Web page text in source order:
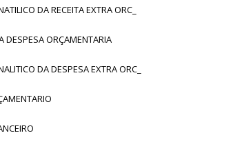
DA RECEITA EXTRA ORC_
DESPESA ORÇAMENTARIA
DA DESPESA EXTRA ORC_